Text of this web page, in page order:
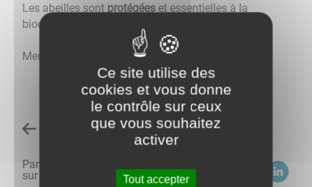
Les abeilles sont protégées et essentielles à la
biodiversité.
Merci de contribuer à leur préservation.
Retour à l'accueil
Partagez
sur :
Ce site utilise des
cookies et vous donne
le contrôle sur ceux
que vous souhaitez
activer
Tout accepter